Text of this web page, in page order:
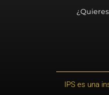
IPS es una